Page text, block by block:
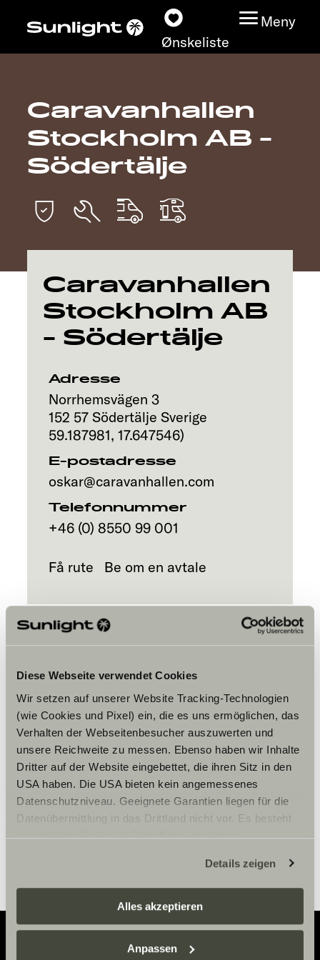
Diese Webseite verwendet Cookies
Wir setzen auf unserer Website Tracking-Technologien
(wie Cookies und Pixel) ein, die es uns ermöglichen, das
Verhalten der Webseitenbesucher auszuwerten und
unsere Reichweite zu messen. Ebenso haben wir Inhalte
Dritter auf der Website eingebettet, die ihren Sitz in den
USA haben. Die USA bieten kein angemessenes
Datenschutzniveau. Geeignete Garantien liegen für die
Datenübermittlung in das Drittland nicht vor. Es besteht
ein erhöhtes Risiko für Betroffene, da diesen
zustehen. Eingesetzte Dienstleister können Daten für
eigene Zwecke verarbeiten und mit anderen Daten
zusammenführen. Weitere Informationen finden Sie hier:
Datenschutzerklärung
einzelne Cookies/Dienste in den Einstellungen aus,
Details zeigen
Alles akzeptieren
Anpassen
Ønskeliste
Meny
Modeller
Konfigurator
Finn din Sunlight
Oppdage
Service
Caravanhallen
Stockholm AB -
Södertälje
Caravanhallen
Stockholm AB
- Södertälje
Adresse
Norrhemsvägen 3
152 57 Södertälje Sverige
59.187981, 17.647546)
E-postadresse
oskar@caravanhallen.com
Telefonnummer
+46 (0) 8550 99 001
Få rute Be om en avtale
Vennligst aksepter
markedsføringscookies for å se
innholdet.
Innstillinger for cookies